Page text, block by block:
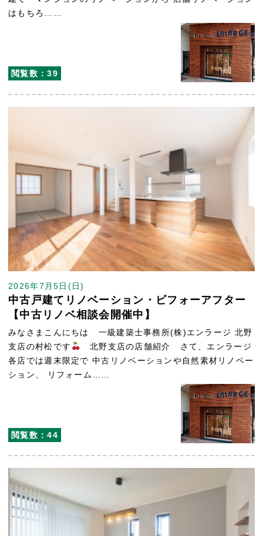
閲覧数：39
はもちろ……
閲覧数：44
2026年7月5日(日)
中古戸建てリノベーション・ビフォーアフター
【中古リノベ相談会開催中】
みなさまこんにちは 一級建築士事務所(株)エンラージ 北野
支店の村松です
北野支店の店舗紹介 さて、エンラージ
各店では週末限定で 中古リノベーションや自然素材リノベー
ション、 リフォーム……